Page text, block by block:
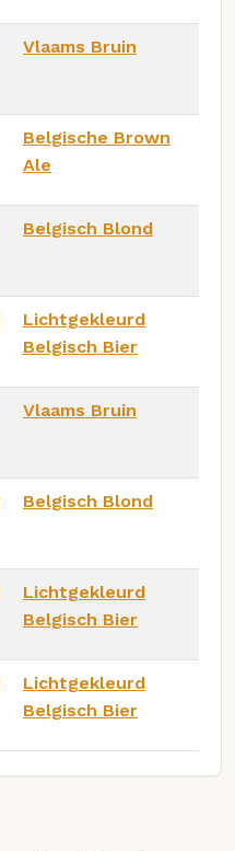
Vlaams Bruin
Belgische Brown
Ale
Belgisch Blond
Lichtgekleurd
Belgisch Bier
Vlaams Bruin
Belgisch Blond
Lichtgekleurd
Belgisch Bier
Lichtgekleurd
Belgisch Bier